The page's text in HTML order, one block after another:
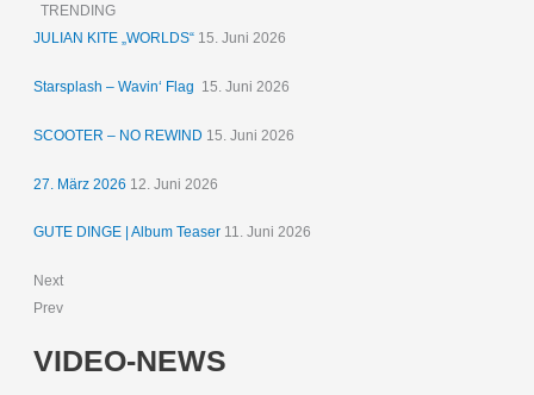
TRENDING
JULIAN KITE „WORLDS“ 15. Juni 2026
Starsplash – Wavin‘ Flag 15. Juni 2026
SCOOTER – NO REWIND 15. Juni 2026
27. März 2026 12. Juni 2026
GUTE DINGE | Album Teaser 11. Juni 2026
Next
Prev
VIDEO-NEWS